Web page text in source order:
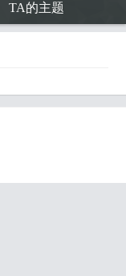
TA的主题